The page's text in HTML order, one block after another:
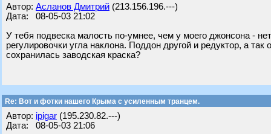
Автор: Асланов Дмитрий (213.156.196.---)
Дата: 08-05-03 21:02
У тебя подвеска малость по-умнее, чем у моего джонсона -
регулировочки угла наклона. Поддон другой и редуктор, а
сохранилась заводская краска?
Re: Вот и фотки нашего Крыма с усиленным транцем.
Автор: ipigar (195.230.82.---)
Дата: 08-05-03 21:06